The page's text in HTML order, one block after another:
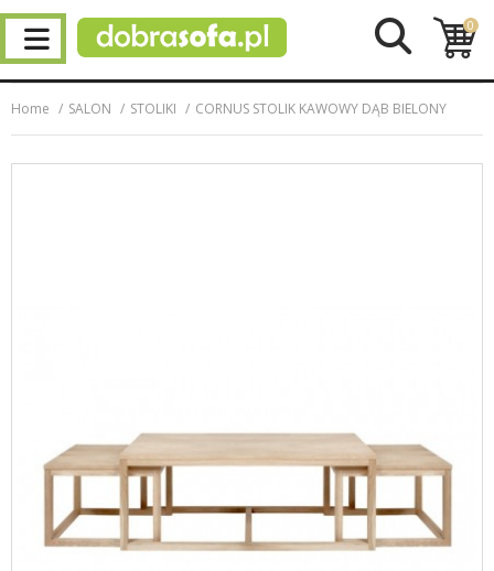
0
Home SALON STOLIKI CORNUS STOLIK KAWOWY DĄB BIELONY